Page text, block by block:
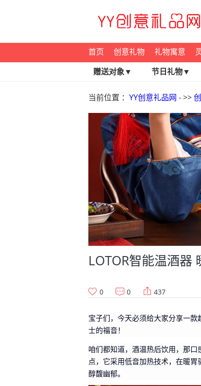
首页 创意礼物 礼物寓意
赠送对象▼
节日礼物▼
当前位置 ： YY创意礼品网 - >>
LOTOR智能温酒器
0 0 437
宝子们，今天必须给大家分享一
士的福音！
咱们都知道，酒温热后饮用，那
点，它采用低音加热技术，在暖
醇馥幽郁。